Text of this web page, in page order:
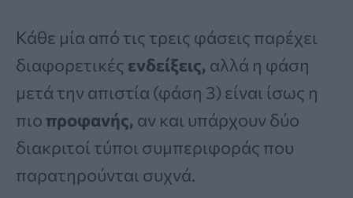
Κάθε μία από τις τρεις φάσεις παρέχει
διαφορετικές ενδείξεις, αλλά η φάση
μετά την απιστία (φάση 3) είναι ίσως η
πιο προφανής, αν και υπάρχουν δύο
διακριτοί τύποι συμπεριφοράς που
παρατηρούνται συχνά.